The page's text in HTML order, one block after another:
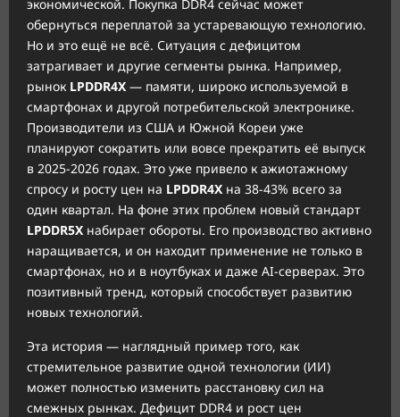
экономической. Покупка DDR4 сейчас может
обернуться переплатой за устаревающую технологию.
Но и это ещё не всё. Ситуация с дефицитом
затрагивает и другие сегменты рынка. Например,
рынок LPDDR4X — памяти, широко используемой в
смартфонах и другой потребительской электронике.
Производители из США и Южной Кореи уже
планируют сократить или вовсе прекратить её выпуск
в 2025-2026 годах. Это уже привело к ажиотажному
спросу и росту цен на LPDDR4X на 38-43% всего за
один квартал. На фоне этих проблем новый стандарт
LPDDR5X набирает обороты. Его производство активно
наращивается, и он находит применение не только в
смартфонах, но и в ноутбуках и даже AI-серверах. Это
позитивный тренд, который способствует развитию
новых технологий.
Эта история — наглядный пример того, как
стремительное развитие одной технологии (ИИ)
может полностью изменить расстановку сил на
смежных рынках. Дефицит DDR4 и рост цен